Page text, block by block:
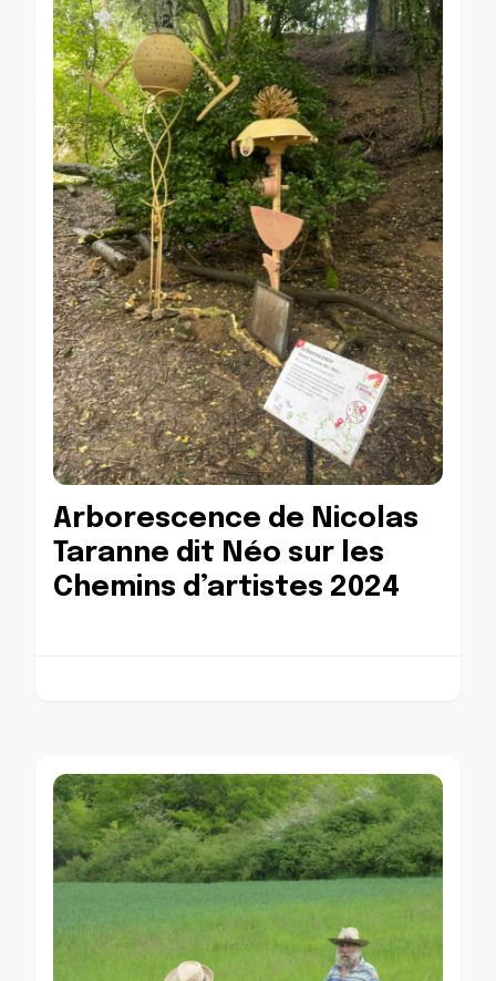
Arborescence de Nicolas
Taranne dit Néo sur les
Chemins d’artistes 2024